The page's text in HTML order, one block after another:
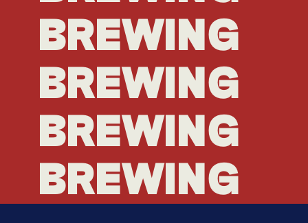
BREWING
BREWING
BREWING
BREWING